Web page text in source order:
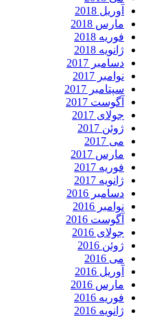
آوریل 2018
مارس 2018
فوریه 2018
ژانویه 2018
دسامبر 2017
نوامبر 2017
سپتامبر 2017
آگوست 2017
جولای 2017
ژوئن 2017
می 2017
مارس 2017
فوریه 2017
ژانویه 2017
دسامبر 2016
نوامبر 2016
آگوست 2016
جولای 2016
ژوئن 2016
می 2016
آوریل 2016
مارس 2016
فوریه 2016
ژانویه 2016